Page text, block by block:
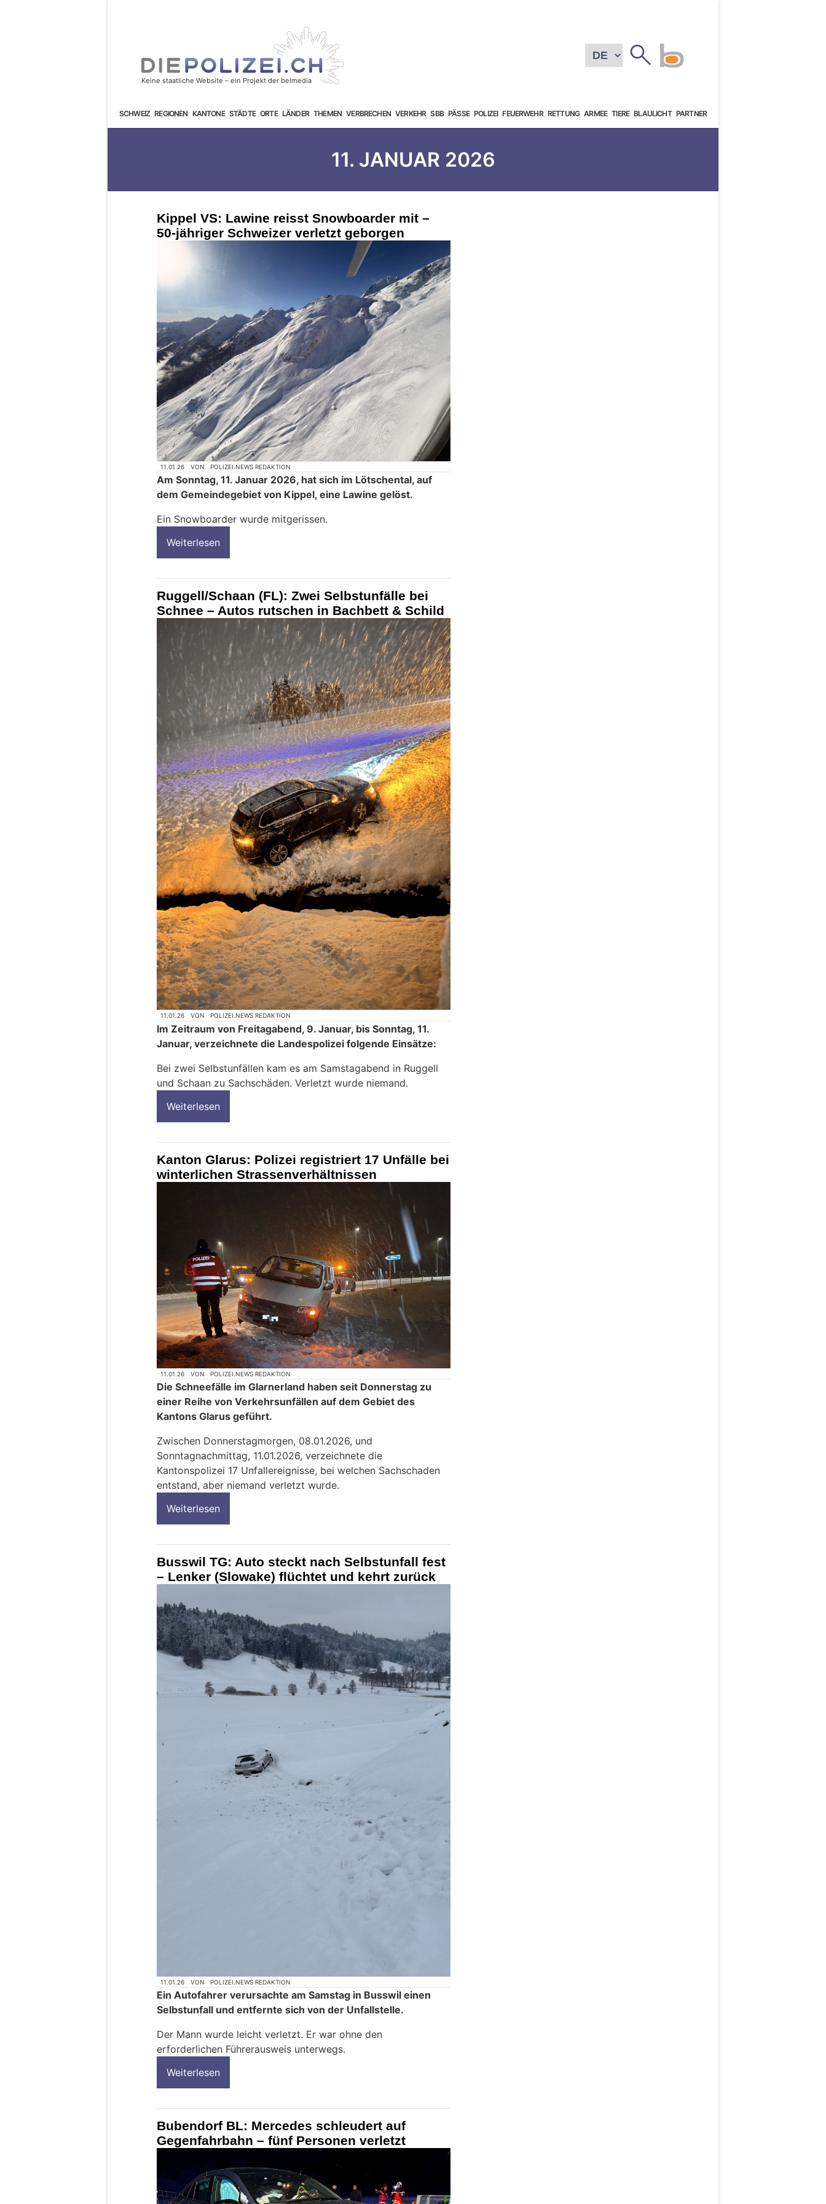
SCHWEIZ REGIONEN KANTONE STÄDTE ORTE LÄNDER THEMEN VERBRECHEN VERKEHR SBB PÄSSE POLIZEI FEUERWEHR RETTUNG ARMEE TIERE BLAULICHT PARTNER
11. JANUAR 2026
Kippel VS: Lawine reisst Snowboarder mit –
50-jähriger Schweizer verletzt geborgen
11.01.26 VON POLIZEI.NEWS REDAKTION
Am Sonntag, 11. Januar 2026, hat sich im Lötschental, auf
dem Gemeindegebiet von Kippel, eine Lawine gelöst.
Ein Snowboarder wurde mitgerissen.
Weiterlesen
Ruggell/Schaan (FL): Zwei Selbstunfälle bei
Schnee – Autos rutschen in Bachbett & Schild
11.01.26 VON POLIZEI.NEWS REDAKTION
Im Zeitraum von Freitagabend, 9. Januar, bis Sonntag, 11.
Januar, verzeichnete die Landespolizei folgende Einsätze:
Bei zwei Selbstunfällen kam es am Samstagabend in Ruggell
und Schaan zu Sachschäden. Verletzt wurde niemand.
Weiterlesen
Kanton Glarus: Polizei registriert 17 Unfälle bei
winterlichen Strassenverhältnissen
11.01.26 VON POLIZEI.NEWS REDAKTION
Die Schneefälle im Glarnerland haben seit Donnerstag zu
einer Reihe von Verkehrsunfällen auf dem Gebiet des
Kantons Glarus geführt.
Zwischen Donnerstagmorgen, 08.01.2026, und
Sonntagnachmittag, 11.01.2026, verzeichnete die
Kantonspolizei 17 Unfallereignisse, bei welchen Sachschaden
entstand, aber niemand verletzt wurde.
Weiterlesen
Busswil TG: Auto steckt nach Selbstunfall fest
– Lenker (Slowake) flüchtet und kehrt zurück
11.01.26 VON POLIZEI.NEWS REDAKTION
Ein Autofahrer verursachte am Samstag in Busswil einen
Selbstunfall und entfernte sich von der Unfallstelle.
Der Mann wurde leicht verletzt. Er war ohne den
erforderlichen Führerausweis unterwegs.
Weiterlesen
Bubendorf BL: Mercedes schleudert auf
Gegenfahrbahn – fünf Personen verletzt